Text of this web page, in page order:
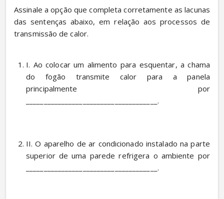
Assinale a opção que completa corretamente as lacunas
das sentenças abaixo, em relação aos processos de
transmissão de calor.
I. Ao colocar um alimento para esquentar, a chama
do fogão transmite calor para a panela
principalmente por
_____________________________________.
II. O aparelho de ar condicionado instalado na parte
superior de uma parede refrigera o ambiente por
_____________________________________.